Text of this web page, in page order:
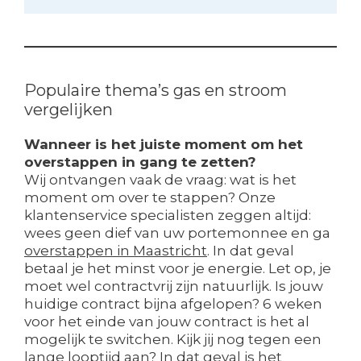
Populaire thema’s gas en stroom
vergelijken
Wanneer is het juiste moment om het
overstappen in gang te zetten?
Wij ontvangen vaak de vraag: wat is het
moment om over te stappen? Onze
klantenservice specialisten zeggen altijd:
wees geen dief van uw portemonnee en ga
overstappen in Maastricht. In dat geval
betaal je het minst voor je energie. Let op, je
moet wel contractvrij zijn natuurlijk. Is jouw
huidige contract bijna afgelopen? 6 weken
voor het einde van jouw contract is het al
mogelijk te switchen. Kijk jij nog tegen een
lange looptijd aan? In dat geval is het